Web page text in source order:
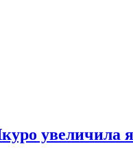
увеличила